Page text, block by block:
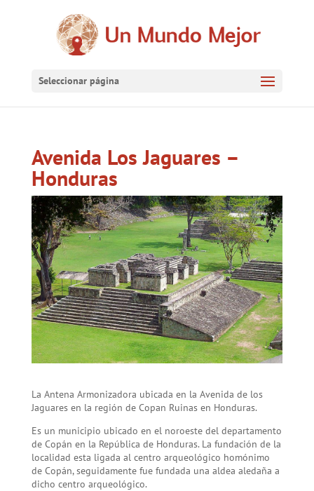
Seleccionar página
Avenida Los Jaguares –
Honduras
La Antena Armonizadora ubicada en la Avenida de los
Jaguares en la región de Copan Ruinas en Honduras.
Es un municipio ubicado en el noroeste del departamento
de Copán en la República de Honduras. La fundación de la
localidad esta ligada al centro arqueológico homónimo
de Copán, seguidamente fue fundada una aldea aledaña a
dicho centro arqueológico.